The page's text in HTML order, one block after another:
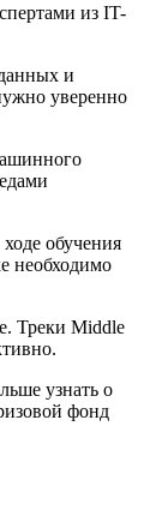
из IT-
и
уверенно
обучения
необходимо
Треки Middle
узнать о
фонд